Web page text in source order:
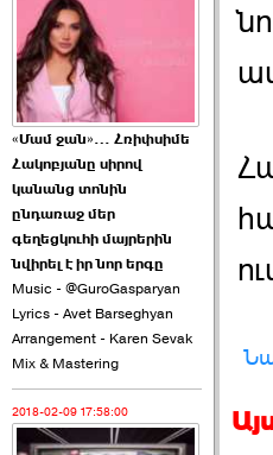
2026-06-10 22:55:00
Ուշքի չենք գալիս այն
խայտառակ ›››
2026-06-09 15:05:00
Ծառուկյանի փեսան
վնասել է ›››
«Մամ ջան»… Հռիփսիմե
Հակոբյանը սիրով
կանանց տոնին
ընդառաջ մեր
գեղեցկուհի մայրերին
նվիրել է իր նոր երգը
Music - @GuroGasparyan
Lyrics - Avet Barseghyan
Arrangement - Karen Sevak
Mix & Mastering
2018-02-09 17:58:00